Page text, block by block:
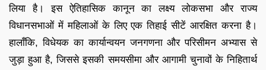
लिया है। इस ऐतिहासिक कानून का लक्ष्य लोकसभा और राज्य
विधानसभाओं में महिलाओं के लिए एक तिहाई सीटें आरक्षित करना है।
हालाँकि, विधेयक का कार्यान्वयन जनगणना और परिसीमन अभ्यास से
जुड़ा हुआ है, जिससे इसकी समयसीमा और आगामी चुनावों के निहितार्थ